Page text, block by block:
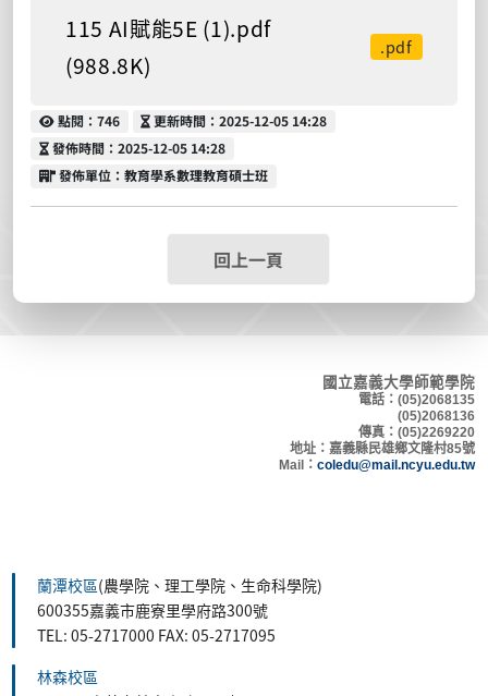
115 AI賦能5E (1).pdf
(988.8K)
.pdf
點閱
點閱：746 更新時間
更新時間：2025-12-05 14:28
發佈時間
發佈時間：2025-12-05 14:28
發佈單位
發佈單位：教育學系數理教育碩士班
回上一頁
國立嘉義大學師範學院
電話：(05)2068135
(05)2068136
傳真：(05)2269220
地址：嘉義縣民雄鄉文隆村85號
Mail： coledu@mail.ncyu.edu.tw
蘭潭校區(農學院、理工學院、生命科學院)
600355嘉義市鹿寮里學府路300號
TEL: 05-2717000 FAX: 05-2717095
林森校區